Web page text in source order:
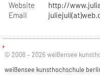
Website
http://
Email
© 2008 – 2026 weißensee
weißensee kunsthochschule